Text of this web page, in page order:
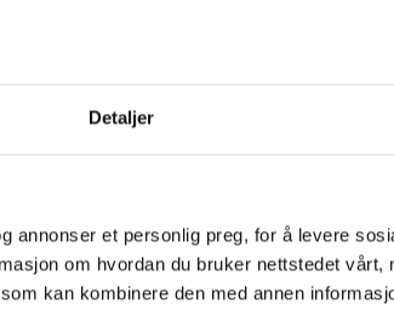
Detaljer
annonser et personlig preg, for å levere
om hvordan du bruker nettstedet vårt,
kan kombinere den med annen